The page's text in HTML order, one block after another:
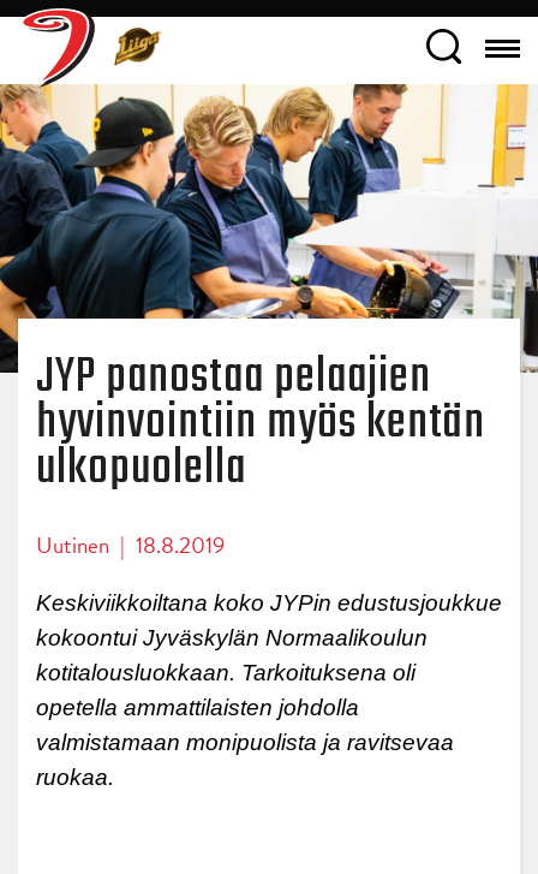
JYP panostaa pelaajien
hyvinvointiin myös kentän
ulkopuolella
Uutinen | 18.8.2019
Keskiviikkoiltana koko JYPin edustusjoukkue
kokoontui Jyväskylän Normaalikoulun
kotitalousluokkaan. Tarkoituksena oli
opetella ammattilaisten johdolla
valmistamaan monipuolista ja ravitsevaa
ruokaa.